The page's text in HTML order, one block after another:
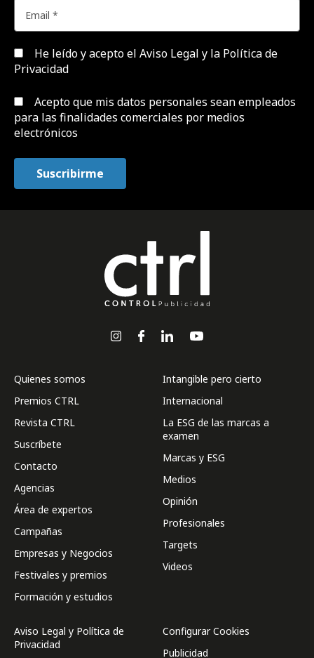
He leído y acepto el Aviso Legal y la Política de
Privacidad
Acepto que mis datos personales sean empleados
para las finalidades comerciales por medios
electrónicos
Quienes somos
Premios CTRL
Revista CTRL
Suscríbete
Contacto
Agencias
Área de expertos
Campañas
Empresas y Negocios
Festivales y premios
Formación y estudios
Intangible pero cierto
Internacional
La ESG de las marcas a
examen
Marcas y ESG
Medios
Opinión
Profesionales
Targets
Videos
Aviso Legal y Política de
Privacidad
Configurar Cookies
Publicidad